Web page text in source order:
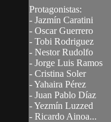
Protagonistas:
- Jazmín Caratini
- Oscar Guerrero
- Tobi Rodriguez
- Nestor Rudolfo
- Jorge Luis Ramos
- Cristina Soler
- Yahaira Pérez
- Juan Pablo Díaz
- Yezmín Luzzed
- Ricardo Ainoa...